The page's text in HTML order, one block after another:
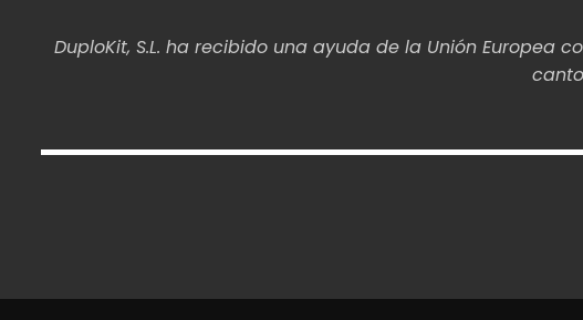
DuploKit, S.L. ha recibido una ayuda de la Unión Europea